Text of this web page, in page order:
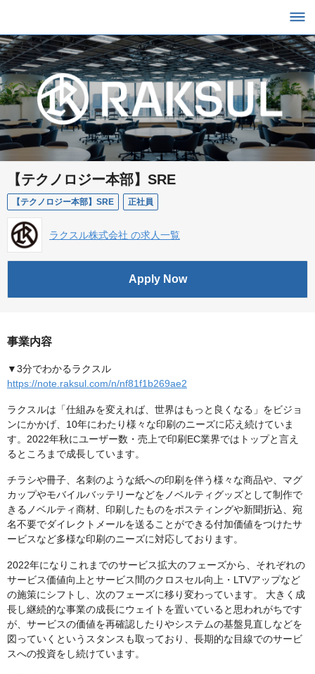
【テクノロジー本部】SRE
【テクノロジー本部】SRE 正社員
ラクスル株式会社 の求人一覧
Apply Now
事業内容
▼3分でわかるラクスル
https://note.raksul.com/n/nf81f1b269ae2
ラクスルは「仕組みを変えれば、世界はもっと良くなる」をビジョ
ンにかかげ、10年にわたり様々な印刷のニーズに応え続けていま
す。2022年秋にユーザー数・売上で印刷EC業界ではトップと言え
るところまで成長しています。
チラシや冊子、名刺のような紙への印刷を伴う様々な商品や、マグ
カップやモバイルバッテリーなどをノベルティグッズとして制作で
きるノベルティ商材、印刷したものをポスティングや新聞折込、宛
名不要でダイレクトメールを送ることができる付加価値をつけたサ
ービスなど多様な印刷のニーズに対応しております。
2022年になりこれまでのサービス拡大のフェーズから、それぞれの
サービス価値向上とサービス間のクロスセル向上・LTVアップなど
の施策にシフトし、次のフェーズに移り変わっています。 大きく成
長し継続的な事業の成長にウェイトを置いていると思われがちです
が、サービスの価値を再確認したりやシステムの基盤見直しなどを
図っていくというスタンスも取っており、長期的な目線でのサービ
スへの投資をし続けています。